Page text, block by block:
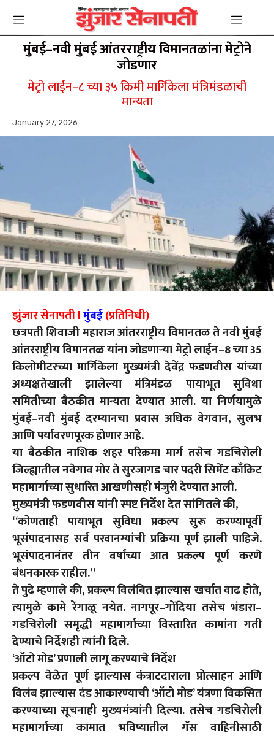
मुंबई–नवी मुंबई आंतरराष्ट्रीय विमानतळांना मेट्रोने
जोडणार
मेट्रो लाईन–८ च्या ३५ किमी मार्गिकेला मंत्रिमंडळाची
मान्यता
January 27, 2026
झुंजार सेनापती lमुंबई(प्रतिनिधी)
छत्रपती शिवाजी महाराज आंतरराष्ट्रीय विमानतळ ते नवी मुंबई
आंतरराष्ट्रीय विमानतळ यांना जोडणाऱ्या मेट्रो लाईन–8 च्या 35
किलोमीटरच्या मार्गिकेला मुख्यमंत्री देवेंद्र फडणवीस यांच्या
अध्यक्षतेखाली झालेल्या मंत्रिमंडळ पायाभूत सुविधा
समितीच्या बैठकीत मान्यता देण्यात आली. या निर्णयामुळे
मुंबई–नवी मुंबई दरम्यानचा प्रवास अधिक वेगवान, सुलभ
आणि पर्यावरणपूरक होणार आहे.
या बैठकीत नाशिक शहर परिक्रमा मार्ग तसेच गडचिरोली
जिल्ह्यातील नवेगाव मोर ते सुरजागड चार पदरी सिमेंट काँक्रिट
महामार्गाच्या सुधारित आखणीसही मंजुरी देण्यात आली.
मुख्यमंत्री फडणवीस यांनी स्पष्ट निर्देश देत सांगितले की,
“कोणताही पायाभूत सुविधा प्रकल्प सुरू करण्यापूर्वी
भूसंपादनासह सर्व परवानग्यांची प्रक्रिया पूर्ण झाली पाहिजे.
भूसंपादनानंतर तीन वर्षांच्या आत प्रकल्प पूर्ण करणे
बंधनकारक राहील.”
ते पुढे म्हणाले की, प्रकल्प विलंबित झाल्यास खर्चात वाढ होते,
त्यामुळे कामे रेंगाळू नयेत. नागपूर–गोंदिया तसेच भंडारा–
गडचिरोली समृद्धी महामार्गाच्या विस्तारित कामांना गती
देण्याचे निर्देशही त्यांनी दिले.
‘ऑटो मोड’ प्रणाली लागू करण्याचे निर्देश
प्रकल्प वेळेत पूर्ण झाल्यास कंत्राटदाराला प्रोत्साहन आणि
विलंब झाल्यास दंड आकारण्याची ‘ऑटो मोड’ यंत्रणा विकसित
करण्याच्या सूचनाही मुख्यमंत्र्यांनी दिल्या. तसेच गडचिरोली
महामार्गाच्या कामात भविष्यातील गॅस वाहिनीसाठी